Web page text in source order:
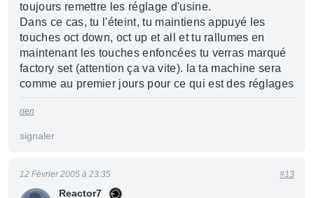
toujours remettre les réglage d'usine.
Dans ce cas, tu l'éteint, tu maintiens appuyé les
touches oct down, oct up et all et tu rallumes en
maintenant les touches enfoncées tu verras marqué
factory set (attention ça va vite). la ta machine sera
comme au premier jours pour ce qui est des réglages
rien
signaler
Reactor7
12 Février 2005 à 23:35 #13